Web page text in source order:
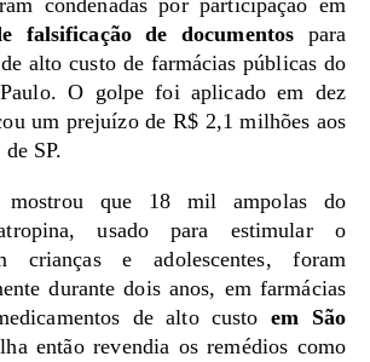
condenadas por participação em
falsificação de documentos para
alto custo de farmácias públicas do
O golpe foi aplicado em dez
um prejuízo de R$ 2,1 milhões aos
SP.
mostrou que 18 mil ampolas do
usado para estimular o
crianças e adolescentes, foram
durante dois anos, em farmácias
de alto custoem São
então revendia os remédios como